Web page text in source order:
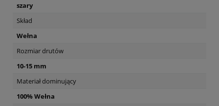
szary
Skład
Wełna
Rozmiar drutów
10-15 mm
Materiał dominujący
100% Wełna